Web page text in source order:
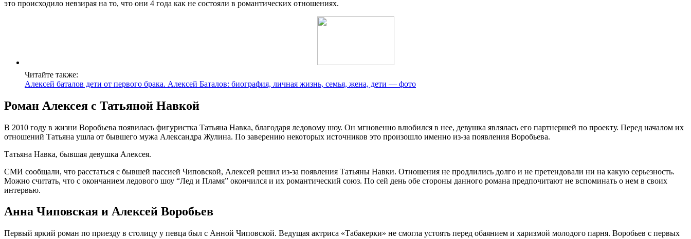
это происходило невзирая на то, что они 4 года как не состояли в романтических отношениях.
Читайте также:
Алексей баталов дети от первого брака. Алексей Баталов: биография, личная жизнь, семья, жена, дети — фото
Роман Алексея с Татьяной Навкой
В 2010 году в жизни Воробьева появилась фигуристка Татьяна Навка, благодаря ледовому шоу. Он мгновенно влюбился в нее, девушка являлась его партнершей по проекту. Перед началом их
отношений Татьяна ушла от бывшего мужа Александра Жулина. По заверению некоторых источников это произошло именно из-за появления Воробьева.
Татьяна Навка, бывшая девушка Алексея.
СМИ сообщали, что расстаться с бывшей пассией Чиповской, Алексей решил из-за появления Татьяны Навки. Отношения не продлились долго и не претендовали ни на какую серьезность.
Можно считать, что с окончанием ледового шоу “Лед и Пламя” окончился и их романтический союз. По сей день обе стороны данного романа предпочитают не вспоминать о нем в своих
интервью.
Анна Чиповская и Алексей Воробьев
Первый яркий роман по приезду в столицу у певца был с Анной Чиповской. Ведущая актриса «Табакерки» не смогла устоять перед обаянием и харизмой молодого парня. Воробьев с первых